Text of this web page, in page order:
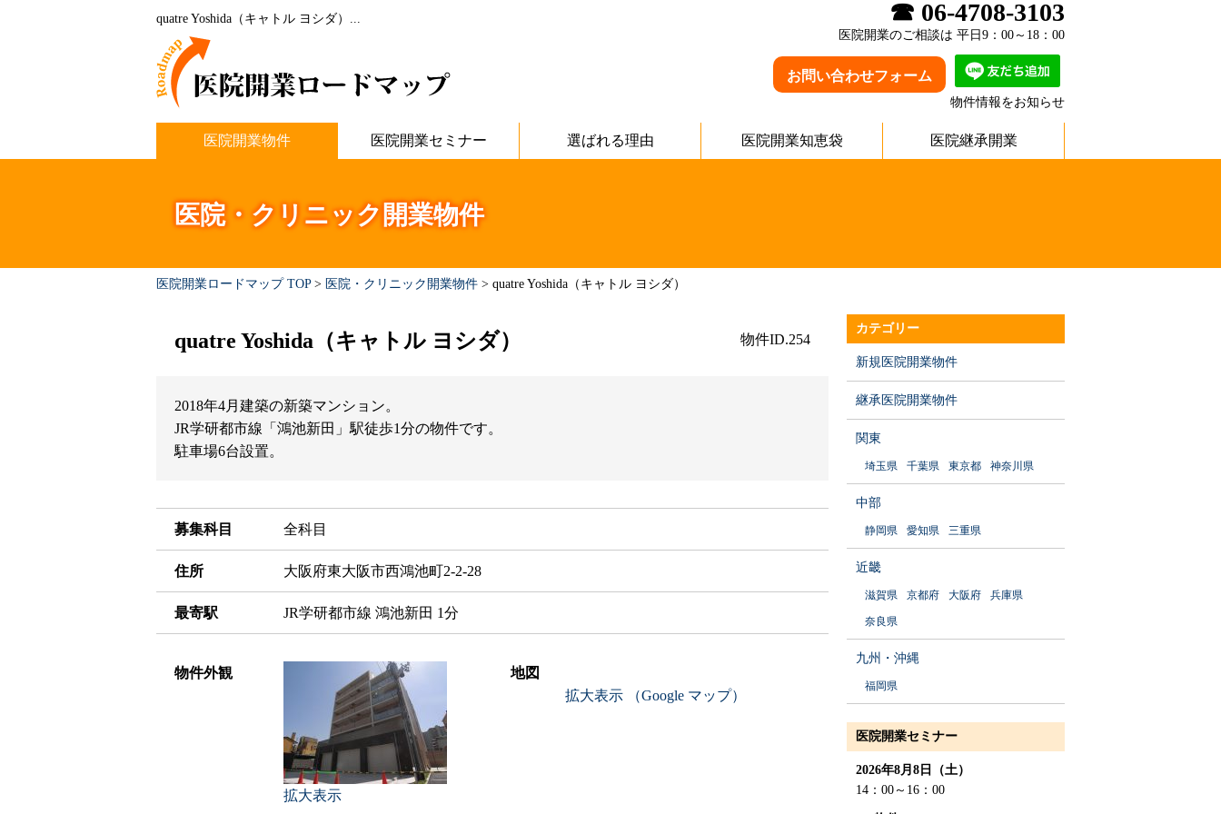
quatre Yoshida（キャトル ヨシダ）... ☎ 06-4708-3103
医院開業のご相談は 平日9：00～18：00
お問い合わせフォーム
物件情報をお知らせ
医院開業物件 医院開業セミナー 選ばれる理由 医院開業知恵袋 医院継承開業
医院・クリニック開業物件
医院開業ロードマップ TOP> 医院・クリニック開業物件 > quatre Yoshida（キャトル ヨシダ）
物件ID.254
quatre Yoshida（キャトル ヨシダ）
2018年4月建築の新築マンション。
JR学研都市線「鴻池新田」駅徒歩1分の物件です。
駐車場6台設置。
募集科目 全科目
住所 大阪府東大阪市西鴻池町2-2-28
最寄駅 JR学研都市線 鴻池新田 1分
物件外観
拡大表示
地図
拡大表示 （Google マップ）
カテゴリー
新規医院開業物件
継承医院開業物件
関東
埼玉県 千葉県 東京都 神奈川県
中部
静岡県 愛知県 三重県
近畿
滋賀県 京都府 大阪府 兵庫県
奈良県
九州・沖縄
福岡県
医院開業セミナー
2026年8月8日（土）
14：00～16：00